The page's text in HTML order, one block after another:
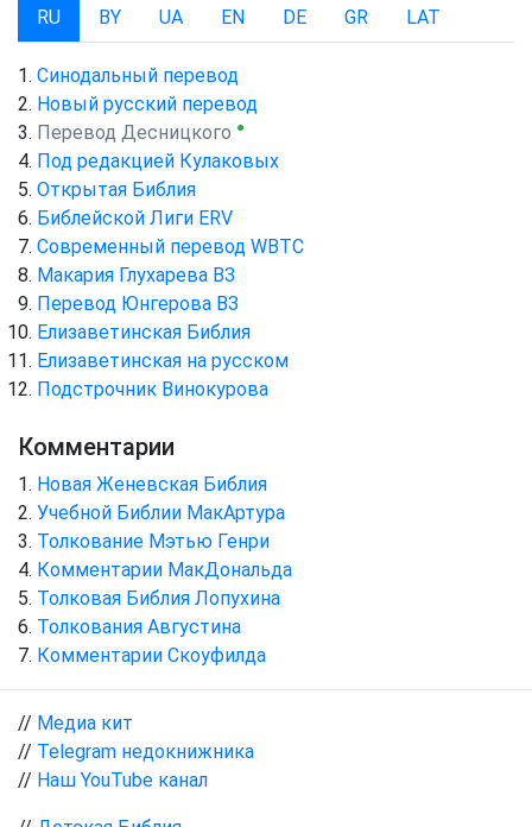
RU BY UA EN DE GR LAT
Синодальный перевод
Новый русский перевод
Перевод Десницкого ●
Под редакцией Кулаковых
Открытая Библия
Библейской Лиги ERV
Cовременный перевод WBTC
Макария Глухарева ВЗ
Перевод Юнгерова ВЗ
Елизаветинская Библия
Елизаветинская на русском
Подстрочник Винокурова
Комментарии
Новая Женевская Библия
Учебной Библии МакАртура
Толкование Мэтью Генри
Комментарии МакДональда
Толковая Библия Лопухина
Толкования Августина
Комментарии Скоуфилда
// Медиа кит
// Telegram недокнижника
// Наш YouTube канал